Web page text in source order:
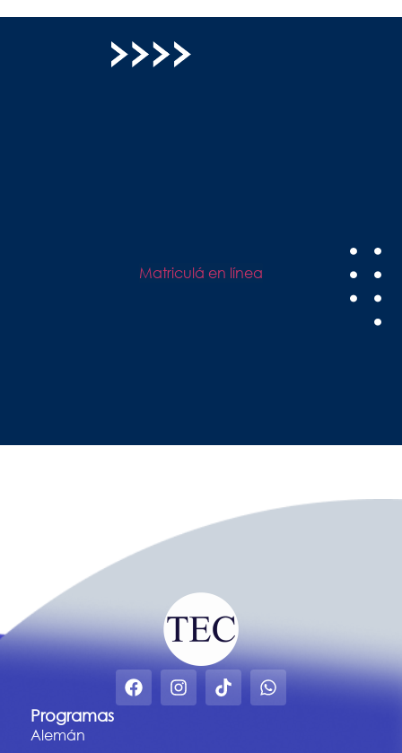
Matriculá en línea
Programas
Alemán